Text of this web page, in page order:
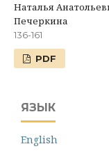
Наталья
Печеркина
136-161
PDF
ЯЗЫК
English